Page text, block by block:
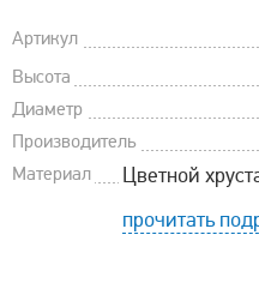
Артикул
Высота
Диаметр
Производитель
Материал
Цветной
прочитать